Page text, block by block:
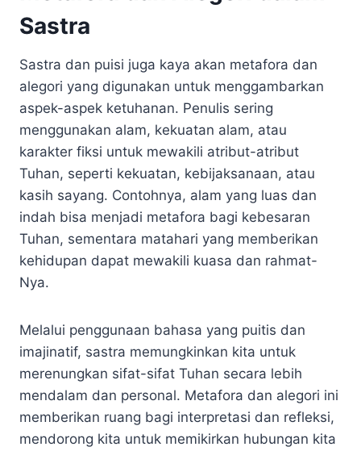
Sastra
Sastra dan puisi juga kaya akan metafora dan
alegori yang digunakan untuk menggambarkan
aspek-aspek ketuhanan. Penulis sering
menggunakan alam, kekuatan alam, atau
karakter fiksi untuk mewakili atribut-atribut
Tuhan, seperti kekuatan, kebijaksanaan, atau
kasih sayang. Contohnya, alam yang luas dan
indah bisa menjadi metafora bagi kebesaran
Tuhan, sementara matahari yang memberikan
kehidupan dapat mewakili kuasa dan rahmat-
Nya.
Melalui penggunaan bahasa yang puitis dan
imajinatif, sastra memungkinkan kita untuk
merenungkan sifat-sifat Tuhan secara lebih
mendalam dan personal. Metafora dan alegori ini
memberikan ruang bagi interpretasi dan refleksi,
mendorong kita untuk memikirkan hubungan kita